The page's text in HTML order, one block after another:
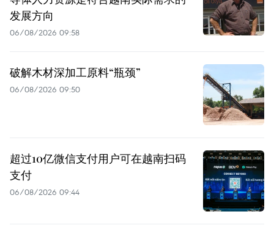
发展方向
06/08/2026 09:58
破解木材深加工原料“瓶颈”
06/08/2026 09:50
超过10亿微信支付用户可在越南扫码
支付
06/08/2026 09:44